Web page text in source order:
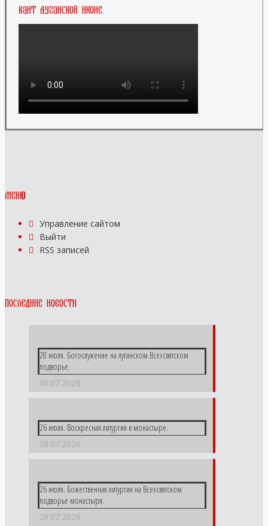
Кант Луганской иконе.
Меню
Управление сайтом
Выйти
RSS записей
Последние новости
28 июля. Богослужение на луганском Всехсвятском
подворье.
30.07.2026
26 июля. Воскресная литургия в монастыре.
28.07.2026
26 июля. Божественная литургия на Всехсвятском
подворье монастыря.
28.07.2026